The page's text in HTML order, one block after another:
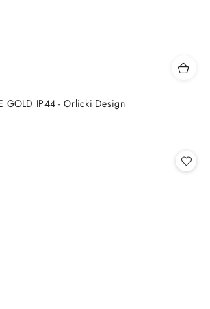
GOLD IP44 - Orlicki Design